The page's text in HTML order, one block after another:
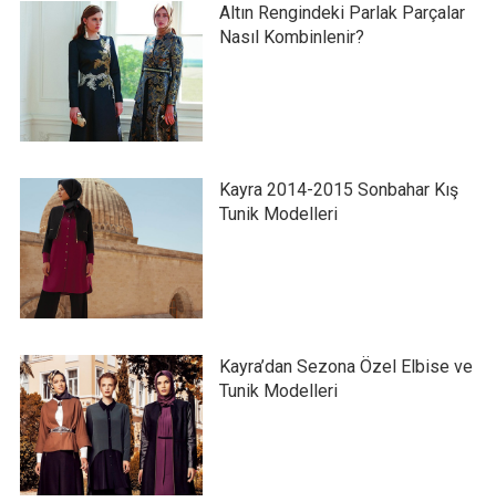
Altın Rengindeki Parlak Parçalar
Nasıl Kombinlenir?
Kayra 2014-2015 Sonbahar Kış
Tunik Modelleri
Kayra’dan Sezona Özel Elbise ve
Tunik Modelleri